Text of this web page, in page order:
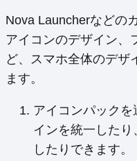
Nova Launcherなどの
アイコンのデザイン、
ど、スマホ全体のデザ
ます。
アイコンパック
インを統一した
したりできます。